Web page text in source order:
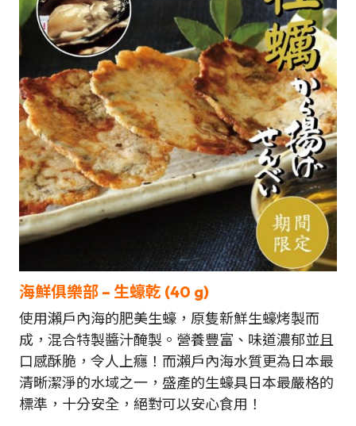
海鮮俱樂部 – 生蠔乾 (40 g)
使用瀨戶內海的肥美生蠔，原隻新鮮生蠔烤製而
成，混合特製醬汁醃製。營養豐富、味道濃郁並且
口感酥脆，令人上癮！而瀨戶內海水質更為日本最
清晰潔淨的水域之一，盛產的生蠔具日本最嚴格的
標準，十分安全，絕對可以安心食用！